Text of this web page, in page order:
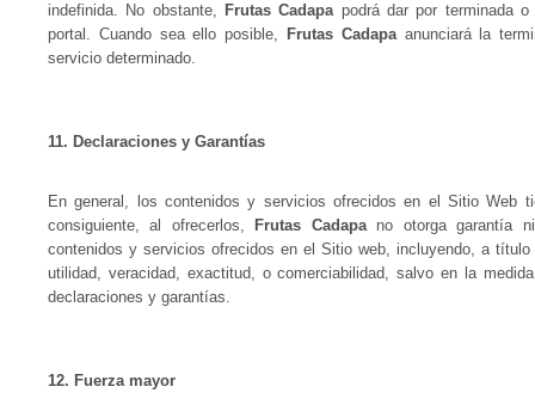
indefinida. No obstante, Frutas Cadapapodrá dar por terminada o
portal. Cuando sea ello posible,
Frutas Cadapaanunciará la
servicio determinado.
11. Declaraciones y Garantías
En general, los contenidos y servicios ofrecidos en el Sitio Web
consiguiente, al ofrecerlos, Frutas Cadapano otorga garantía
contenidos y servicios ofrecidos en el Sitio web, incluyendo, a
utilidad, veracidad, exactitud, o comerciabilidad, salvo en la
declaraciones y garantías.
12. Fuerza mayor